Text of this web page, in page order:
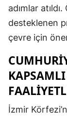
adımlar
desteklenen
çevre için
İzmir